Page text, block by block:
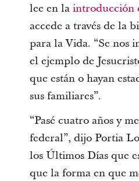
lee en la introducción
accede a través de la
para la Vida. “Se nos
el ejemplo de
que están o hayan
sus familiares”.
“Pasé cuatro años y
federal”, dijo Portia
los Últimos Días que
que la forma en que